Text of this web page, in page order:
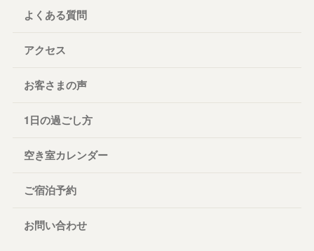
よくある質問
アクセス
お客さまの声
1日の過ごし方
空き室カレンダー
ご宿泊予約
お問い合わせ